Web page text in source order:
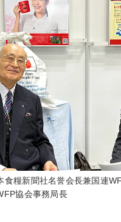
食糧新聞社名誉会長兼国連
協会事務局長